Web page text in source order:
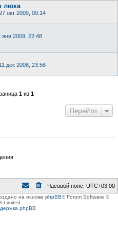
люка
окт 2009, 00:14
янв 2009, 22:48
11 дек 2008, 23:58
1из 1
Перейти
Часовой пояс: UTC+03:00
на основе phpBB® Forum Software ©
Limited
phpBB